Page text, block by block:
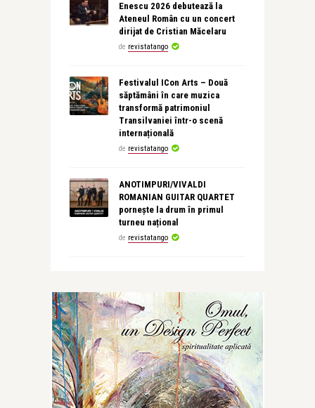
Enescu 2026 debutează la
Ateneul Român cu un concert
dirijat de Cristian Măcelaru
de revistatango
Festivalul ICon Arts – Două
săptămâni în care muzica
transformă patrimoniul
Transilvaniei într-o scenă
internațională
de revistatango
ANOTIMPURI/VIVALDI
ROMANIAN GUITAR QUARTET
pornește la drum în primul
turneu național
de revistatango